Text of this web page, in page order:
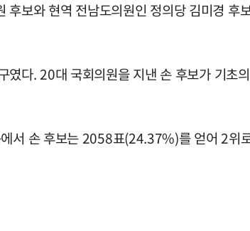
후보와 현역 전남도의원인 정의당 김미경
였다. 20대 국회의원을 지낸 손 후보가 기
서 손 후보는 2058표(24.37%)를 얻어 2